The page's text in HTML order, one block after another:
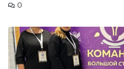
0